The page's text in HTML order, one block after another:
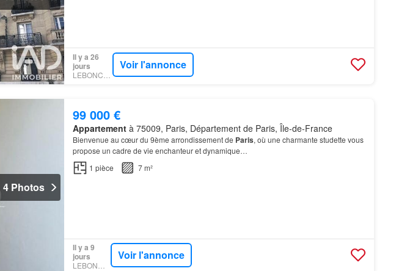
Il y a 26
jours
Voir l'annonce
4 Photos
99 000 €
Appartementà 75009, Paris, Département de Paris, Île-de-France
Bienvenue au cœur du 9ème arrondissement de Paris, où une charmante studette vous
propose un cadre de vie enchanteur et dynamique…
1 pièce 7 m²
Il y a 9
jours
Voir l'annonce